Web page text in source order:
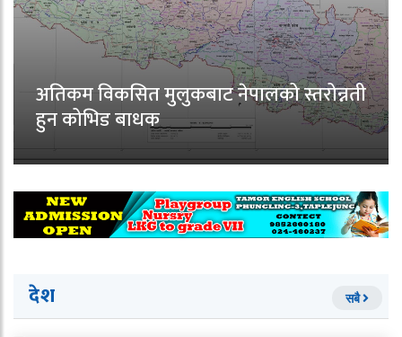
अतिकम विकसित मुलुकबाट नेपालको स्तरोन्नती
हुन कोभिड बाधक
देश सबै